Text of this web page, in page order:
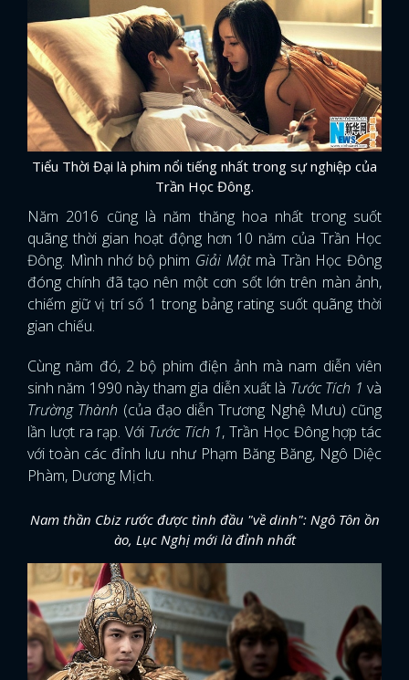
Tiểu Thời Đại là phim nổi tiếng nhất trong sự nghiệp của
Trần Học Đông.
Năm 2016 cũng là năm thăng hoa nhất trong suốt
quãng thời gian hoạt động hơn 10 năm của Trần Học
Đông. Mình nhớ bộ phim Giải Mậtmà Trần Học Đông
đóng chính đã tạo nên một cơn sốt lớn trên màn ảnh,
chiếm giữ vị trí số 1 trong bảng rating suốt quãng thời
gian chiếu.
Cùng năm đó, 2 bộ phim điện ảnh mà nam diễn viên
sinh năm 1990 này tham gia diễn xuất là Tước Tích 1 và
Trường Thành (của đạo diễn Trương Nghệ Mưu) cũng
lần lượt ra rạp. Với Tước Tích 1, Trần Học Đông hợp tác
với toàn các đỉnh lưu như Phạm Băng Băng, Ngô Diệc
Phàm, Dương Mịch.
Nam thần Cbiz rước được tình đầu "về dinh": Ngô Tôn ồn
ào, Lục Nghị mới là đỉnh nhất